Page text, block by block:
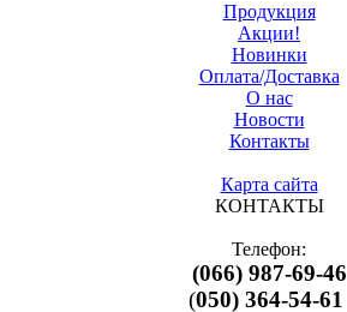
Продукция
Акции!
Новинки
Оплата/Доставка
О нас
Новости
Контакты
Карта сайта
КОНТАКТЫ
Телефон:
(066) 987-69-46
(050) 364-54-61